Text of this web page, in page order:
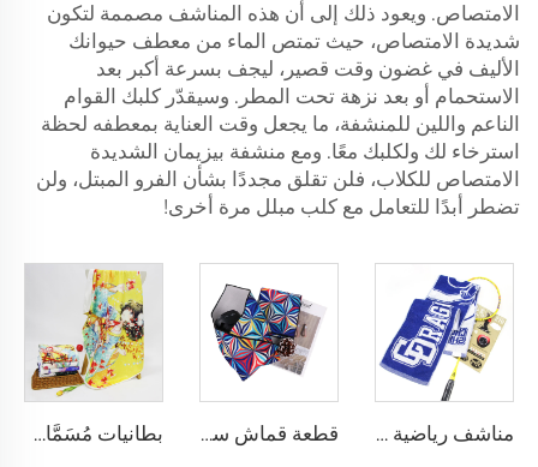
الامتصاص. ويعود ذلك إلى أن هذه المناشف مصممة لتكون
شديدة الامتصاص، حيث تمتص الماء من معطف حيوانك
الأليف في غضون وقت قصير، ليجف بسرعة أكبر بعد
الاستحمام أو بعد نزهة تحت المطر. وسيقدّر كلبك القوام
الناعم واللين للمنشفة، ما يجعل وقت العناية بمعطفه لحظة
استرخاء لك ولكلبك معًا. ومع منشفة بيزيمان الشديدة
الامتصاص للكلاب، فلن تقلق مجددًا بشأن الفرو المبتل، ولن
تضطر أبدًا للتعامل مع كلب مبلل مرة أخرى!
مناشف رياضية من القطن 100% بلون تيري بنسيج جاكار مع شعار مخصص قطعة قماش سحرية لاصقة مخصصة بطباعة شعار للحماية من الخدوش ومناسبة للسفر بطانيات مُسَمَّاة حسب الطلب بكميات جملة